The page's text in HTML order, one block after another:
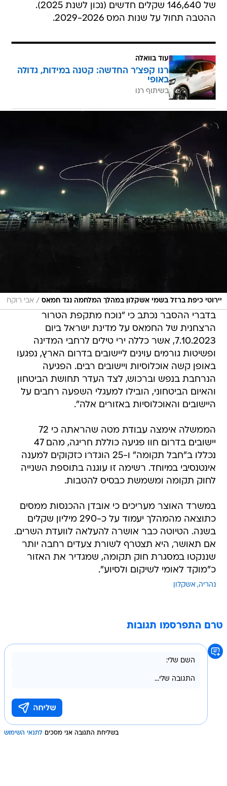
של 146,640 שקלים חדשים (נכון לשנת 2025).
ההטבה תחול על שנות המס 2029-2026.
עוד בוואלה
רנו קפצ'ר החדשה: קטנה במידות, גדולה
באופי
בשיתוף רנו
יירוטי כיפת ברזל בשמי אשקלון במהלך המלחמה נגד חמאס / אבי רוקח
בדברי ההסבר נכתב כי "נוכח מתקפת הטרור
הרצחנית של החמאס על מדינת ישראל ביום
7.10.2023, אשר כללה ירי טילים לרחבי המדינה
ופשיטות גורמים עוינים ליישובים בדרום הארץ, נפגעו
באופן קשה אוכלוסיות ויישובים רבים. הפגיעה
הנרחבת בנפש וברכוש, לצד העדר תחושת הביטחון
והאיום הביטחוני, הובילו למעגלי השפעה רחבים על
היישובים והאוכלוסיות באזורים אלה".
הממשלה אימצה עבודת מטה שהראתה כי 72
יישובים בדרום חוו פגיעה כוללת חריגה, מהם 47
נכללו ב"חבל תקומה" ו-25 הוגדרו כזקוקים למענה
אינטנסיבי במיוחד. רשימה זו עוגנה בתוספת השנייה
לחוק תקומה ומשמשת כבסיס להטבות.
במשרד האוצר מעריכים כי אובדן ההכנסות ממסים
כתוצאה מהמהלך יעמוד על כ-290 מיליון שקלים
בשנה. הטיוטה כבר אושרה להעלאה לוועדת השרים.
אם תאושר, היא תצטרף לשורת צעדים רחבה יותר
שננקטו במסגרת חוק תקומה, שמגדיר את האזור
כ"מוקד לאומי לשיקום ולסיוע".
נהריה אשקלון
טרם התפרסמו תגובות
בשליחת התגובה אני מסכים לתנאי השימוש